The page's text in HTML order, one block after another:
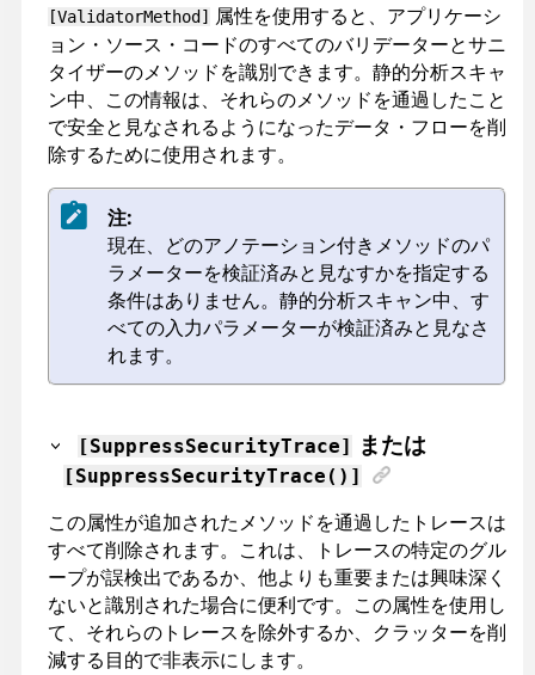
[ValidatorMethod]
属性を使用すると、アプリケーシ
ョン・ソース・コードのすべてのバリデーターとサニ
タイザーのメソッドを識別できます。静的分析スキャ
ン中、この情報は、それらのメソッドを通過したこと
で安全と見なされるようになったデータ・フローを削
除するために使用されます。
注:
現在、どのアノテーション付きメソッドのパ
ラメーターを検証済みと見なすかを指定する
条件はありません。静的分析スキャン中、す
べての入力パラメーターが検証済みと見なさ
れます。
[SuppressSecurityTrace] または
[SuppressSecurityTrace()]
この属性が追加されたメソッドを通過したトレースは
すべて削除されます。これは、トレースの特定のグル
ープが誤検出であるか、他よりも重要または興味深く
ないと識別された場合に便利です。この属性を使用し
て、それらのトレースを除外するか、クラッターを削
減する目的で非表示にします。